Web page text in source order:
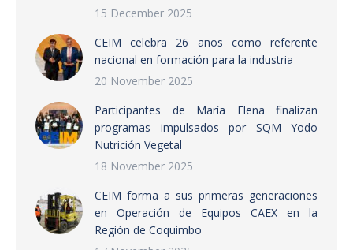
15 December 2025
CEIM celebra 26 años como referente
nacional en formación para la industria
20 November 2025
Participantes de María Elena finalizan
programas impulsados por SQM Yodo
Nutrición Vegetal
18 November 2025
CEIM forma a sus primeras generaciones
en Operación de Equipos CAEX en la
Región de Coquimbo